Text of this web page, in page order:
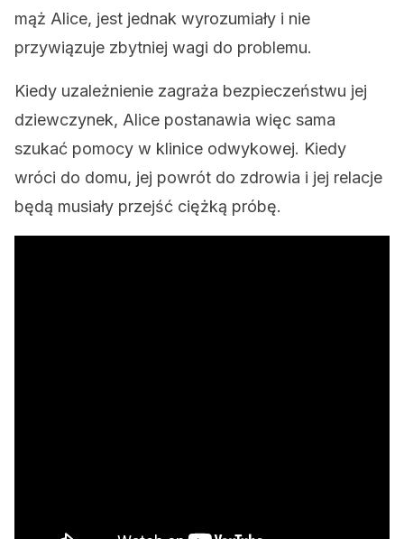
mąż Alice, jest jednak wyrozumiały i nie
przywiązuje zbytniej wagi do problemu.
Kiedy uzależnienie zagraża bezpieczeństwu jej
dziewczynek, Alice postanawia więc sama
szukać pomocy w klinice odwykowej. Kiedy
wróci do domu, jej powrót do zdrowia i jej relacje
będą musiały przejść ciężką próbę.